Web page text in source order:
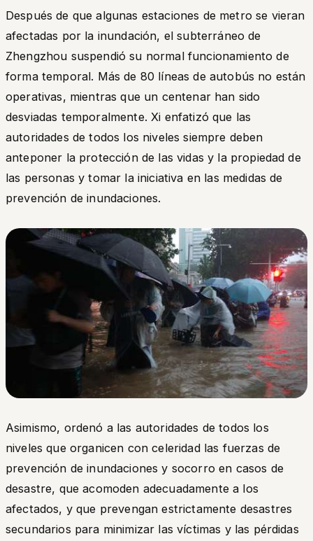
Después de que algunas estaciones de metro se vieran
afectadas por la inundación, el subterráneo de
Zhengzhou suspendió su normal funcionamiento de
forma temporal. Más de 80 líneas de autobús no están
operativas, mientras que un centenar han sido
desviadas temporalmente. Xi enfatizó que las
autoridades de todos los niveles siempre deben
anteponer la protección de las vidas y la propiedad de
las personas y tomar la iniciativa en las medidas de
prevención de inundaciones.
Asimismo, ordenó a las autoridades de todos los
niveles que organicen con celeridad las fuerzas de
prevención de inundaciones y socorro en casos de
desastre, que acomoden adecuadamente a los
afectados, y que prevengan estrictamente desastres
secundarios para minimizar las víctimas y las pérdidas